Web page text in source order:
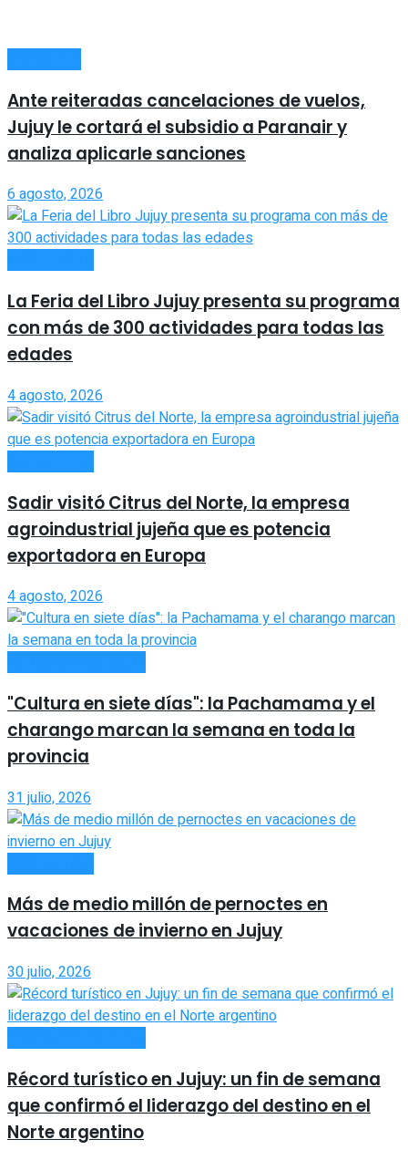
Ante reiteradas cancelaciones de vuelos,
Jujuy le cortará el subsidio a Paranair y
analiza aplicarle sanciones
6 agosto, 2026
La Feria del Libro Jujuy presenta su programa
con más de 300 actividades para todas las
edades
4 agosto, 2026
Sadir visitó Citrus del Norte, la empresa
agroindustrial jujeña que es potencia
exportadora en Europa
4 agosto, 2026
"Cultura en siete días": la Pachamama y el
charango marcan la semana en toda la
provincia
31 julio, 2026
Más de medio millón de pernoctes en
vacaciones de invierno en Jujuy
30 julio, 2026
Récord turístico en Jujuy: un fin de semana
que confirmó el liderazgo del destino en el
Norte argentino